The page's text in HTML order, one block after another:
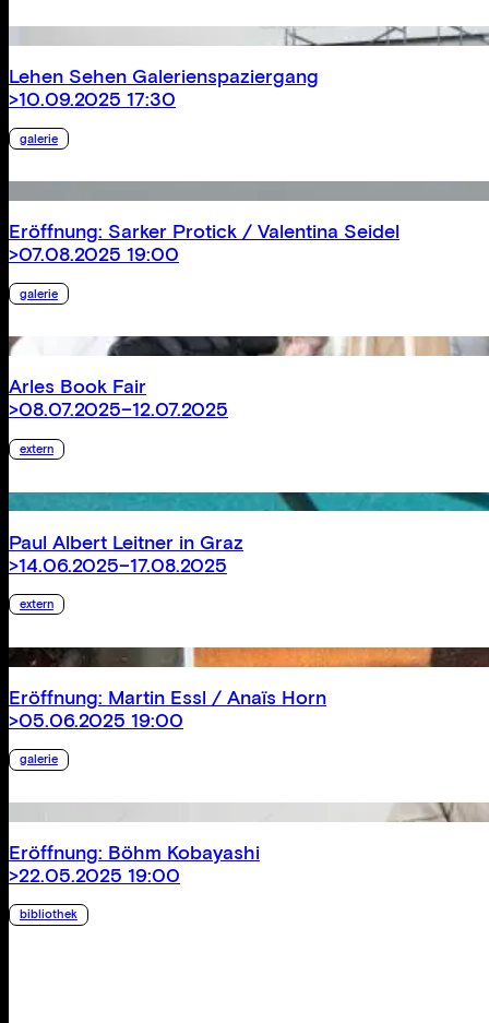
Lehen Sehen Galerienspaziergang
>10.09.2025 17:30
galerie
Eröffnung: Sarker Protick / Valentina Seidel
>07.08.2025 19:00
galerie
Arles Book Fair
>08.07.2025–12.07.2025
extern
Paul Albert Leitner in Graz
>14.06.2025–17.08.2025
extern
Eröffnung: Martin Essl / Anaïs Horn
>05.06.2025 19:00
galerie
Eröffnung: Böhm Kobayashi
>22.05.2025 19:00
bibliothek